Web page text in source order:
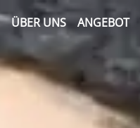
ÜBER UNS ANGEBOT